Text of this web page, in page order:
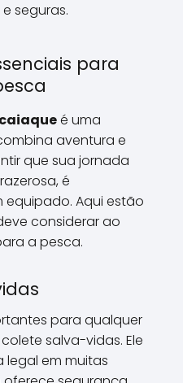
seguras.
para
é uma
aventura e
que sua jornada
é
Aqui estão
considerar ao
a pesca.
para qualquer
salva-vidas. Ele
legal em muitas